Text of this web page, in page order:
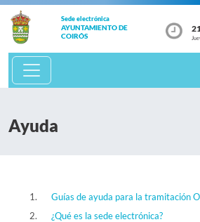
Sede electrónica
AYUNTAMIENTO DE
COIRÓS
Ayuda
Guías de ayuda para la tramitación
¿Qué es la sede electrónica?